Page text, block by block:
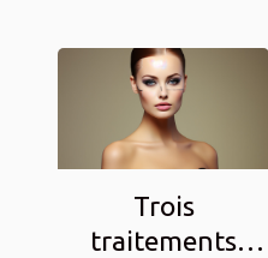
Trois
traitements